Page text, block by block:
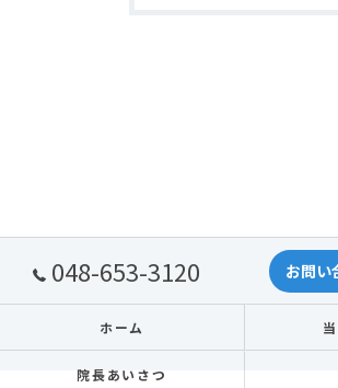
048-653-3120 お問い
ホーム
院長あいさつ